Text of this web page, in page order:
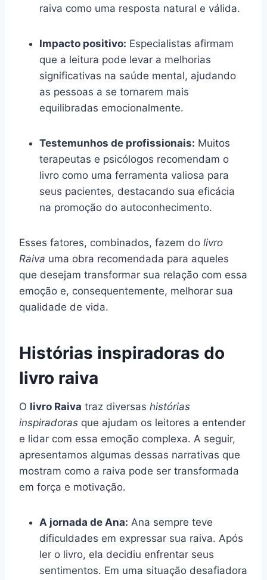
raiva como uma resposta natural e válida.
Impacto positivo: Especialistas afirmam
que a leitura pode levar a melhorias
significativas na saúde mental, ajudando
as pessoas a se tornarem mais
equilibradas emocionalmente.
Testemunhos de profissionais: Muitos
terapeutas e psicólogos recomendam o
livro como uma ferramenta valiosa para
seus pacientes, destacando sua eficácia
na promoção do autoconhecimento.
Esses fatores, combinados, fazem do livro
Raiva uma obra recomendada para aqueles
que desejam transformar sua relação com essa
emoção e, consequentemente, melhorar sua
qualidade de vida.
Histórias inspiradoras do
livro raiva
O livro Raiva traz diversas histórias
inspiradoras que ajudam os leitores a entender
e lidar com essa emoção complexa. A seguir,
apresentamos algumas dessas narrativas que
mostram como a raiva pode ser transformada
em força e motivação.
A jornada de Ana: Ana sempre teve
dificuldades em expressar sua raiva. Após
ler o livro, ela decidiu enfrentar seus
sentimentos. Em uma situação desafiadora